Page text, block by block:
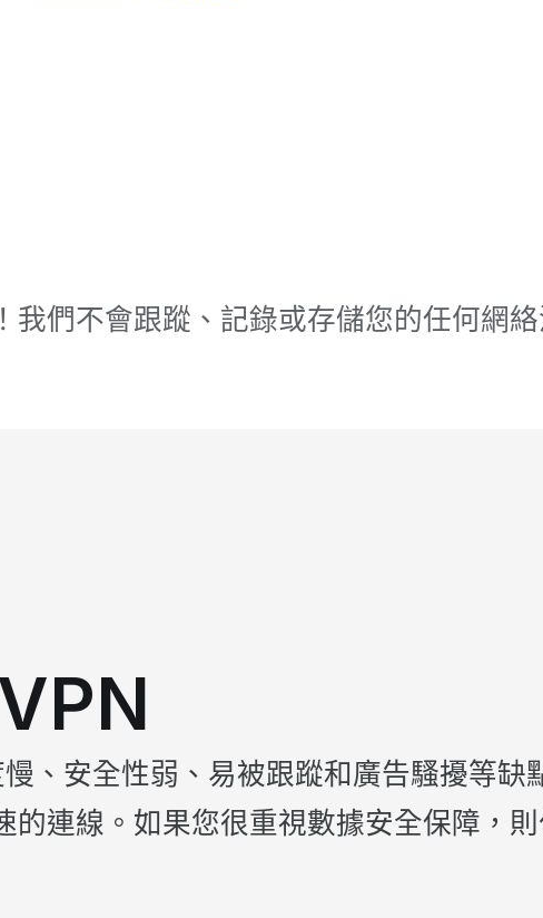
們不會跟蹤、記錄或存儲您的任何網
、安全性弱、易被跟蹤和廣告騷擾等缺
連線。如果您很重視數據安全保障，